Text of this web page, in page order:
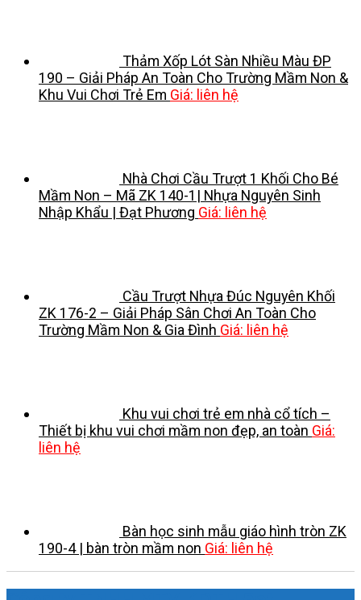
Thảm Xốp Lót Sàn Nhiều Màu ĐP
190 – Giải Pháp An Toàn Cho Trường Mầm Non &
Khu Vui Chơi Trẻ Em Giá: liên hệ
Nhà Chơi Cầu Trượt 1 Khối Cho Bé
Mầm Non – Mã ZK 140-1| Nhựa Nguyên Sinh
Nhập Khẩu | Đạt Phương Giá: liên hệ
Cầu Trượt Nhựa Đúc Nguyên Khối
ZK 176-2 – Giải Pháp Sân Chơi An Toàn Cho
Trường Mầm Non & Gia Đình Giá: liên hệ
Khu vui chơi trẻ em nhà cổ tích –
Thiết bị khu vui chơi mầm non đẹp, an toàn Giá:
liên hệ
Bàn học sinh mẫu giáo hình tròn ZK
190-4 | bàn tròn mầm non Giá: liên hệ